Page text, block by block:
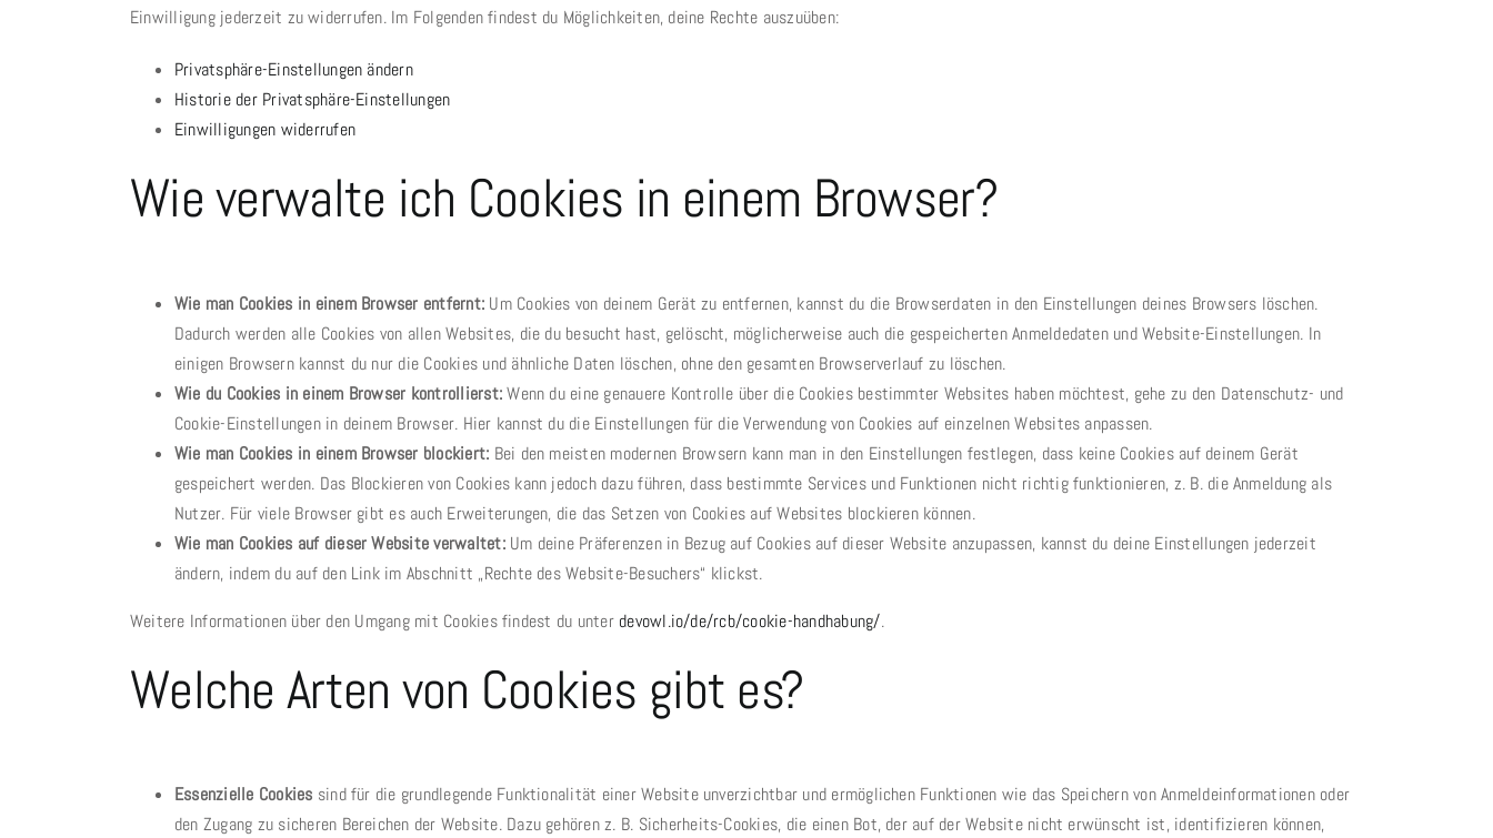
Einwilligung jederzeit zu widerrufen. Im Folgenden findest du Möglichkeiten, deine Rechte auszuüben:
Privatsphäre-Einstellungen ändern
Historie der Privatsphäre-Einstellungen
Einwilligungen widerrufen
Wie verwalte ich Cookies in einem Browser?
Wie man Cookies in einem Browser entfernt: Um Cookies von deinem Gerät zu entfernen, kannst du die Browserdaten in den Einstellungen deines Browsers löschen.
Dadurch werden alle Cookies von allen Websites, die du besucht hast, gelöscht, möglicherweise auch die gespeicherten Anmeldedaten und Website-Einstellungen. In
einigen Browsern kannst du nur die Cookies und ähnliche Daten löschen, ohne den gesamten Browserverlauf zu löschen.
Wie du Cookies in einem Browser kontrollierst:Wenn du eine genauere Kontrolle über die Cookies bestimmter Websites haben möchtest, gehe zu den Datenschutz- und
Cookie-Einstellungen in deinem Browser. Hier kannst du die Einstellungen für die Verwendung von Cookies auf einzelnen Websites anpassen.
Wie man Cookies in einem Browser blockiert: Bei den meisten modernen Browsern kann man in den Einstellungen festlegen, dass keine Cookies auf deinem Gerät
gespeichert werden. Das Blockieren von Cookies kann jedoch dazu führen, dass bestimmte Services und Funktionen nicht richtig funktionieren, z. B. die Anmeldung als
Nutzer. Für viele Browser gibt es auch Erweiterungen, die das Setzen von Cookies auf Websites blockieren können.
Wie man Cookies auf dieser Website verwaltet:Um deine Präferenzen in Bezug auf Cookies auf dieser Website anzupassen, kannst du deine Einstellungen jederzeit
ändern, indem du auf den Link im Abschnitt „Rechte des Website-Besuchers“ klickst.
Weitere Informationen über den Umgang mit Cookies findest du unter devowl.io/de/rcb/cookie-handhabung/.
Welche Arten von Cookies gibt es?
Essenzielle Cookies sind für die grundlegende Funktionalität einer Website unverzichtbar und ermöglichen Funktionen wie das Speichern von Anmeldeinformationen oder
den Zugang zu sicheren Bereichen der Website. Dazu gehören z. B. Sicherheits-Cookies, die einen Bot, der auf der Website nicht erwünscht ist, identifizieren können,